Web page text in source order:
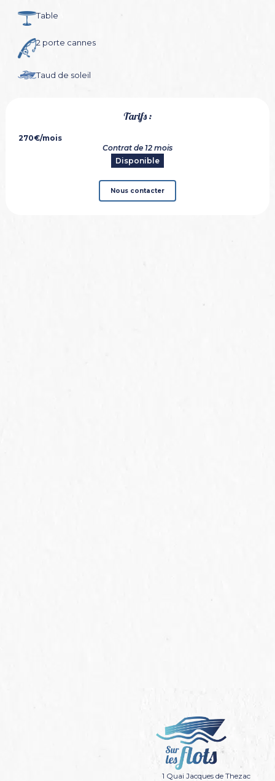
Table
2 porte cannes
Taud de soleil
Tarifs :
270€/mois
Contrat de 12 mois
Disponible
Nous contacter
1 Quai Jacques de Thezac